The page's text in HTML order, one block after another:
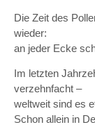
Die Zeit des
wieder:
an jeder Ecke
Im letzten
verzehnfacht –
weltweit sind es
Schon allein in